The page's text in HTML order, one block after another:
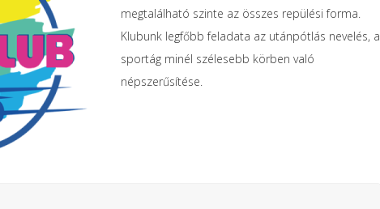
megtalálható szinte az összes repülési forma.
Klubunk legfőbb feladata az utánpótlás nevelés, a
sportág minél szélesebb körben való
népszerűsítése.